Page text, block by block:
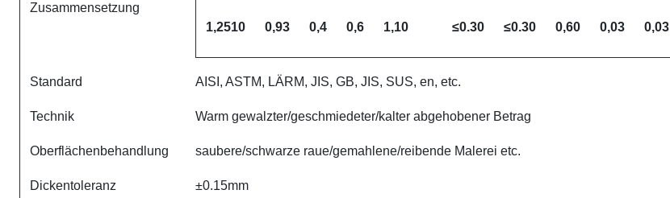
Zusammensetzung
1,2510 0,93 0,4 0,6 1,10 ≤0.30 ≤0.30 0,60 0,03 0,03
Standard AISI, ASTM, LÄRM, JIS, GB, JIS, SUS, en, etc.
Technik Warm gewalzter/geschmiedeter/kalter abgehobener Betrag
Oberflächenbehandlung saubere/schwarze raue/gemahlene/reibende Malerei etc.
Dickentoleranz ±0.15mm